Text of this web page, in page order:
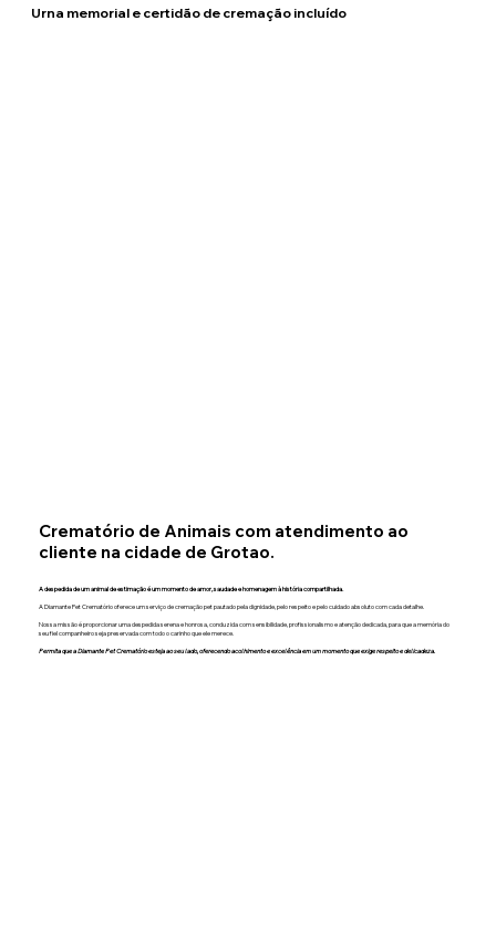
Urna memorial e certidão de cremação incluído
Crematório de Animais com atendimento ao
cliente na cidade de Grotao.
A despedida de um animal de estimação é um momento de amor, saudade e homenagem à história compartilhada.
A Diamante Pet Crematório oferece um serviço de cremação pet pautado pela dignidade, pelo respeito e pelo cuidado absoluto com cada detalhe.
Nossa missão é proporcionar uma despedida serena e honrosa, conduzida com sensibilidade, profissionalismo e atenção dedicada, para que a memória do
seu fiel companheiro seja preservada com todo o carinho que ele merece.
Permita que a Diamante Pet Crematório esteja ao seu lado, oferecendo acolhimento e excelência em um momento que exige respeito e delicadeza.